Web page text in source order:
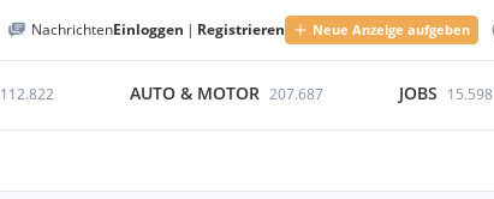
NachrichtenEinloggen | Registrieren Neue Anzeige aufgeben
112.822 AUTO & MOTOR 207.687 JOBS 15.598